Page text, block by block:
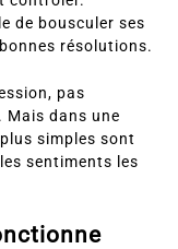
de bousculer ses
résolutions.
pas
Mais dans une
simples sont
sentiments les